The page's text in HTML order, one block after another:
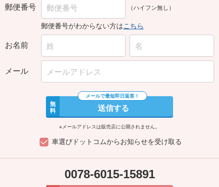
郵便番号 （ハイフン無し）
郵便番号がわからない方はこちら
お名前
メール
無
料 送信する
※メールアドレスは販売店に公開されません。
車選びドットコムからお知らせを受け取る
0078-6015-15891